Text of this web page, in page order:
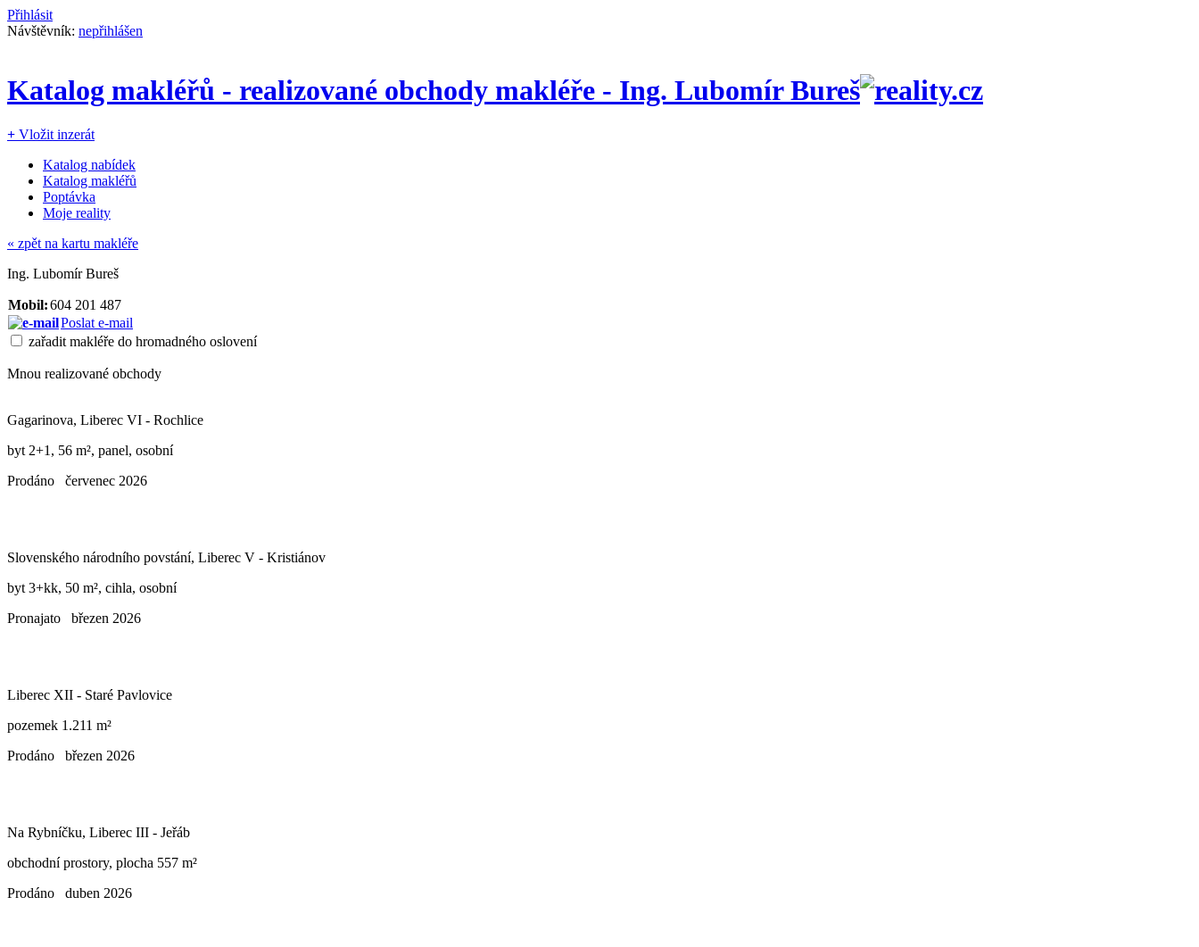
Přihlásit
Návštěvník: nepřihlášen
Katalog makléřů - realizované obchody makléře - Ing. Lubomír Bureš
+ Vložit inzerát
Katalog nabídek
Katalog makléřů
Poptávka
Moje reality
« zpět na kartu makléře
Ing. Lubomír Bureš
Mobil:604 201 487
Poslat e-mail
zařadit makléře do hromadného oslovení
Mnou realizované obchody
Gagarinova, Liberec VI - Rochlice
byt 2+1, 56 m², panel, osobní
Prodáno
červenec 2026
Slovenského národního povstání, Liberec V - Kristiánov
byt 3+kk, 50 m², cihla, osobní
Pronajato
březen 2026
Liberec XII - Staré Pavlovice
pozemek 1.211 m²
Prodáno
březen 2026
Na Rybníčku, Liberec III - Jeřáb
obchodní prostory, plocha 557 m²
Prodáno
duben 2026